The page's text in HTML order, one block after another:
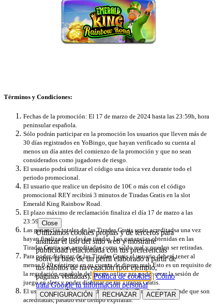
Términos y Condiciones:
Fechas de la promoción: El 17 de marzo de 2024 hasta las 23:59h, hora
peninsular española.
Sólo podrán participar en la promoción los usuarios que lleven más de
30 días registrados en YoBingo, que hayan verificado su cuenta al
menos un día antes del comienzo de la promoción y que no sean
considerados como jugadores de riesgo.
El usuario podrá utilizar el código una única vez durante todo el
periodo promocional.
El usuario que realice un depósito de 10€ o más con el código
promocional REY recibirá 3 minutos de Tiradas Gratis en la slot
Emerald King Rainbow Road.
El plazo máximo de reclamación finaliza el día 17 de marzo a las
23:59h.
Las ganancias totales de las Tiradas Gratis serán acreditadsa una vez
hayan finalizado todas las tiradas. Las ganancias obtenidas en las
Tiradas Gratis son acreditadas como saldo real y pueden ser retiradas.
Para poder disfrutar de las Tiradas Gratis el usuario deberá tener al
menos 0,20 céntimos en su cuenta de dinero real. Esto es un requisito de
la regulación española del juego online pra poder crear la sesión de
juego en slots y poder disfrutar de las Tiradas Gratis.
El usuario tiene 7 días para disfrutar de las Tiradas Gratis desde que son
acreditadas, pasado este tiempo expirarán.
Close
Utilizamos cookies propias y de terceros para
analizar el uso del sitio web y mostrarte
publicidad relacionada con tus preferencias
sobre la base de un perfil elaborado a partir de
tus hábitos de navegación (por ejemplo,
páginas visitadas).Política de cookies|Cómo
trata Google tu información personal
CONFIGURACIÓN RECHAZAR ACEPTAR